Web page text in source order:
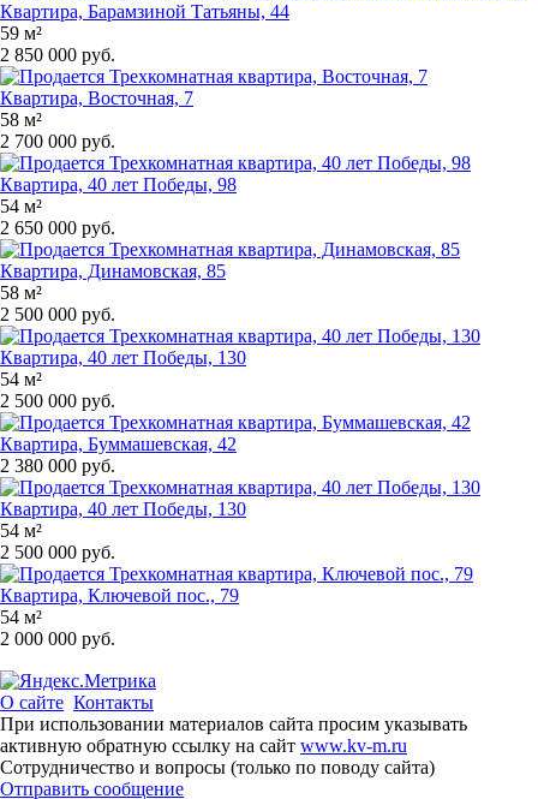
Квартира, Барамзиной Татьяны, 44
59 м²
2 850 000 руб.
Квартира, Восточная, 7
58 м²
2 700 000 руб.
Квартира, 40 лет Победы, 98
54 м²
2 650 000 руб.
Квартира, Динамовская, 85
58 м²
2 500 000 руб.
Квартира, 40 лет Победы, 130
54 м²
2 500 000 руб.
Квартира, Буммашевская, 42
2 380 000 руб.
Квартира, 40 лет Победы, 130
54 м²
2 500 000 руб.
Квартира, Ключевой пос., 79
54 м²
2 000 000 руб.
О сайте Контакты
При использовании материалов сайта просим указывать
активную обратную ссылку на сайт www.kv-m.ru
Сотрудничество и вопросы (только по поводу сайта)
Отправить сообщение